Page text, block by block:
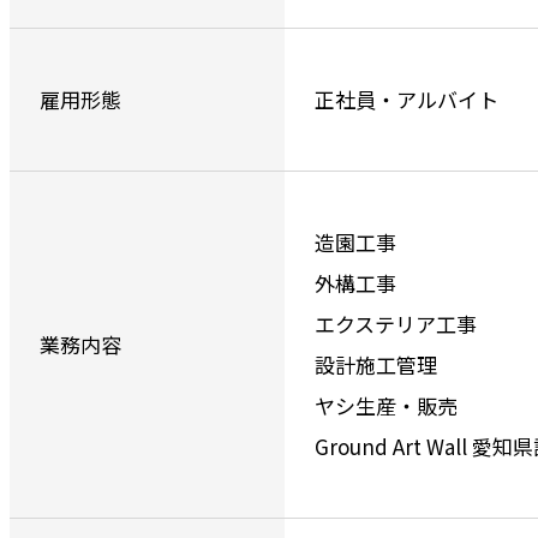
雇用形態 正社員・アルバイト
業務内容
造園工事
外構工事
エクステリア工事
設計施工管理
ヤシ生産・販売
Ground Art Wall 愛知